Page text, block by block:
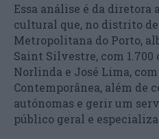
Essa análise é da
cultural que, no distrito
Metropolitana do Porto,
Saint Silvestre, com 1.700
Norlinda e José Lima, com
Contemporânea, além de
autónomas e gerir um
público geral e